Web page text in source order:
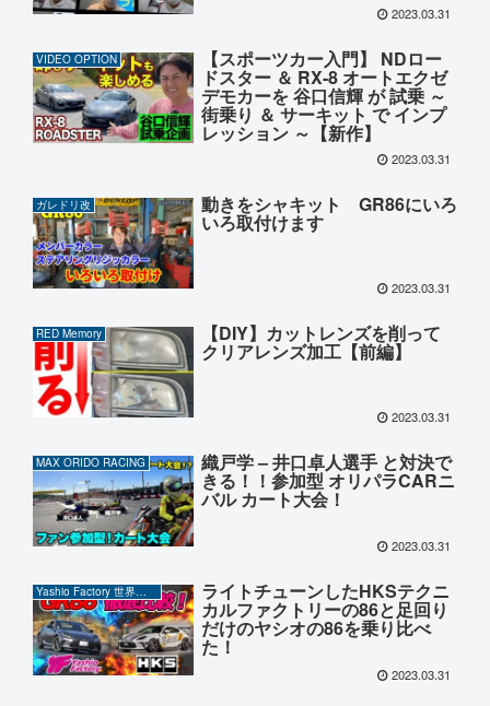
2023.03.31
VIDEO OPTION 【スポーツカー入門】 NDロー
ドスター ＆ RX-8 オートエクゼ
デモカーを 谷口信輝 が 試乗 ～
街乗り ＆ サーキット で インプ
レッション ～【新作】
2023.03.31
ガレドリ改 動きをシャキット GR86にいろ
いろ取付けます
2023.03.31
RED Memory 【DIY】カットレンズを削って
クリアレンズ加工【前編】
2023.03.31
MAX ORIDO RACING 織戸学 – 井口卓人選手 と対決で
きる！！参加型 オリパラCARニ
バル カート大会！
2023.03.31
Yashio Factory 世界の岡ちゃん ライトチューンしたHKSテクニ
カルファクトリーの86と足回り
だけのヤシオの86を乗り比べ
た！
2023.03.31